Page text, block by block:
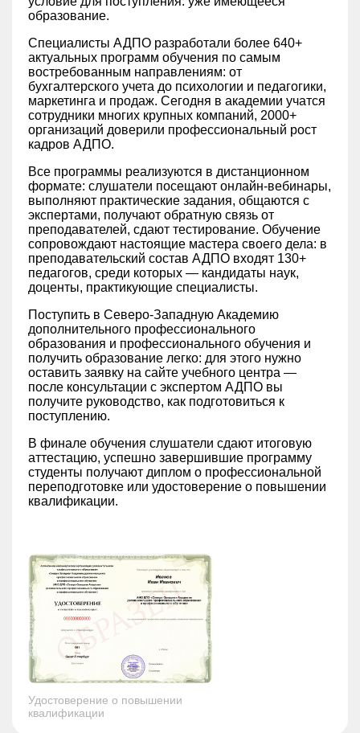
образование.
Специалисты АДПО разработали более 640+
актуальных программ обучения по самым
востребованным направлениям: от
бухгалтерского учета до психологии и педагогики,
маркетинга и продаж. Сегодня в академии учатся
сотрудники многих крупных компаний, 2000+
организаций доверили профессиональный рост
кадров АДПО.
Все программы реализуются в дистанционном
формате: слушатели посещают онлайн-вебинары,
выполняют практические задания, общаются с
экспертами, получают обратную связь от
преподавателей, сдают тестирование. Обучение
сопровождают настоящие мастера своего дела: в
преподавательский состав АДПО входят 130+
педагогов, среди которых — кандидаты наук,
доценты, практикующие специалисты.
Поступить в Северо-Западную Академию
дополнительного профессионального
образования и профессионального обучения и
получить образование легко: для этого нужно
оставить заявку на сайте учебного центра —
после консультации с экспертом АДПО вы
получите руководство, как подготовиться к
поступлению.
В финале обучения слушатели сдают итоговую
аттестацию, успешно завершившие программу
студенты получают диплом о профессиональной
переподготовке или удостоверение о повышении
квалификации.
Удостоверение о повышении
квалификации